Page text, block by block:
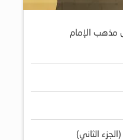
مذهب الإمام
الثاني)